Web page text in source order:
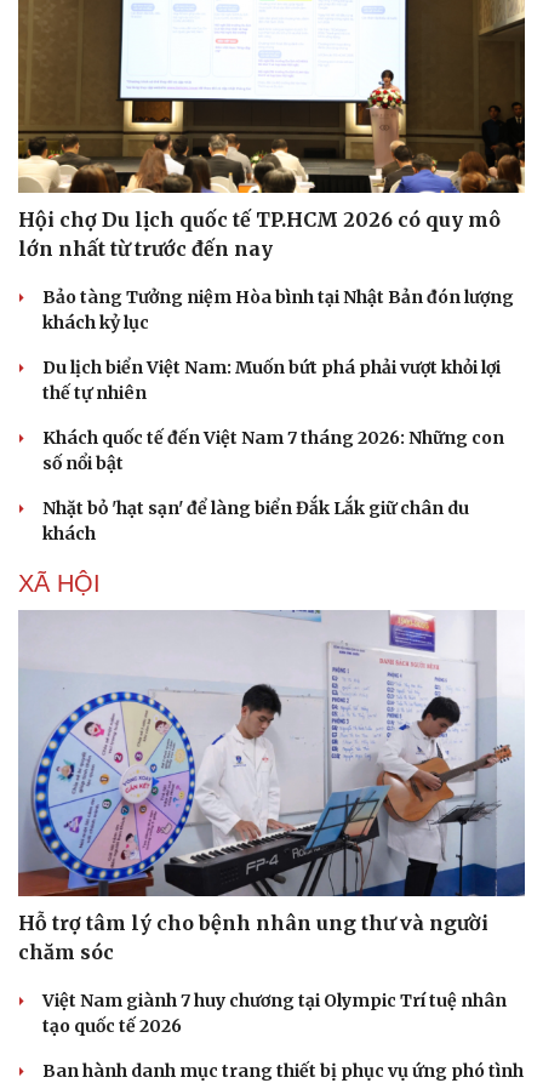
Văn hóa
Sân khấu - Điện ảnh
Âm nhạc
Di sản
Giải trí
Sao Việt
Hội chợ Du lịch quốc tế TP.HCM 2026 có quy mô
lớn nhất từ trước đến nay
Bảo tàng Tưởng niệm Hòa bình tại Nhật Bản đón lượng
khách kỷ lục
Du lịch biển Việt Nam: Muốn bứt phá phải vượt khỏi lợi
thế tự nhiên
Khách quốc tế đến Việt Nam 7 tháng 2026: Những con
số nổi bật
Nhặt bỏ 'hạt sạn' để làng biển Đắk Lắk giữ chân du
khách
XÃ HỘI
Hỗ trợ tâm lý cho bệnh nhân ung thư và người
chăm sóc
Việt Nam giành 7 huy chương tại Olympic Trí tuệ nhân
tạo quốc tế 2026
Ban hành danh mục trang thiết bị phục vụ ứng phó tình